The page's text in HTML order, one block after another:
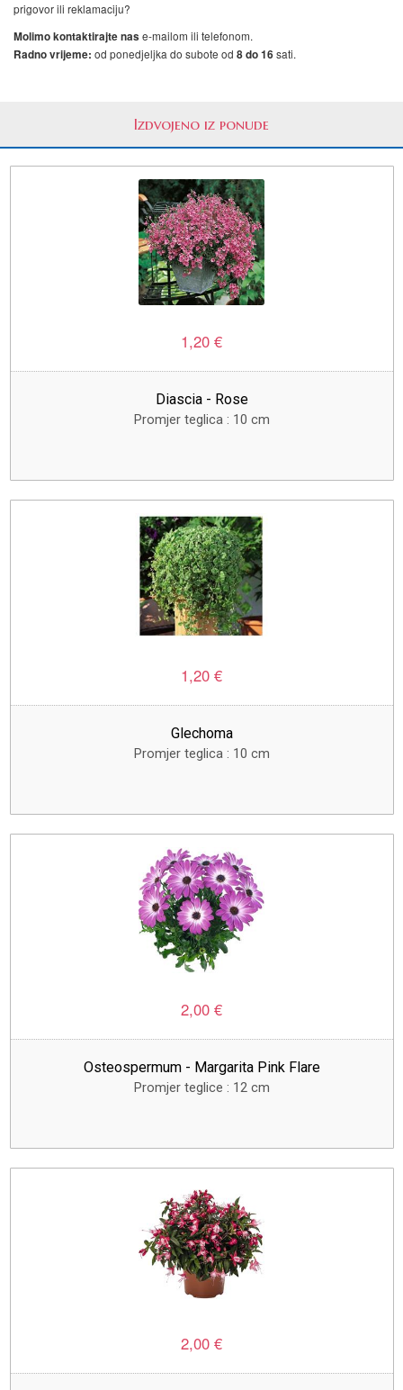
prigovor ili reklamaciju?
Molimo kontaktirajte nas e-mailom ili telefonom.
Radno vrijeme: od ponedjeljka do subote od 8 do 16 sati.
Izdvojeno iz ponude
1,20 €
Diascia - Rose
Promjer teglica : 10 cm
1,20 €
Glechoma
Promjer teglica : 10 cm
2,00 €
Osteospermum - Margarita Pink Flare
Promjer teglice : 12 cm
2,00 €